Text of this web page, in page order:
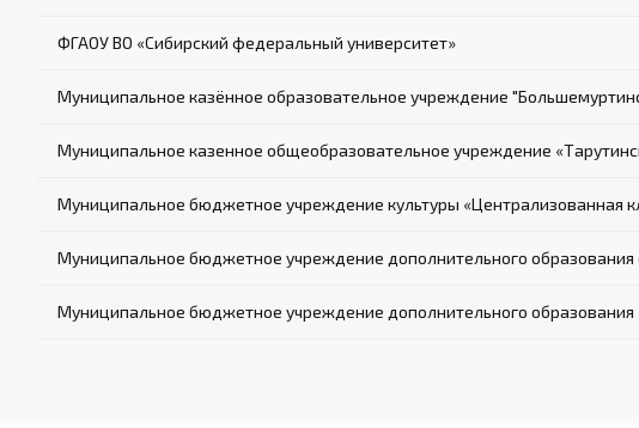
ФГАОУ ВО «Сибирский федеральный университет»
Муниципальное казённое образовательное учреждение
Муниципальное казенное общеобразовательное учреждение
Муниципальное бюджетное учреждение культуры «Централизованная
Муниципальное бюджетное учреждение дополнительного образования
Муниципальное бюджетное учреждение дополнительного